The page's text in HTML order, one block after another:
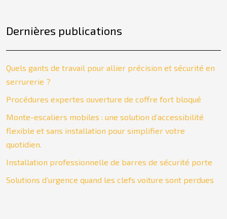
Dernières publications
Quels gants de travail pour allier précision et sécurité en
serrurerie ?
Procédures expertes ouverture de coffre fort bloqué
Monte-escaliers mobiles : une solution d’accessibilité
flexible et sans installation pour simplifier votre
quotidien.
Installation professionnelle de barres de sécurité porte
Solutions d’urgence quand les clefs voiture sont perdues